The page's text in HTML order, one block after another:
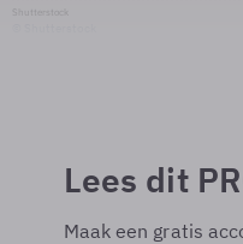
Lees dit
Maak een gratis